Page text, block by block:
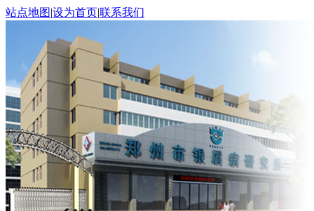
站点地图|设为首页|联系我们